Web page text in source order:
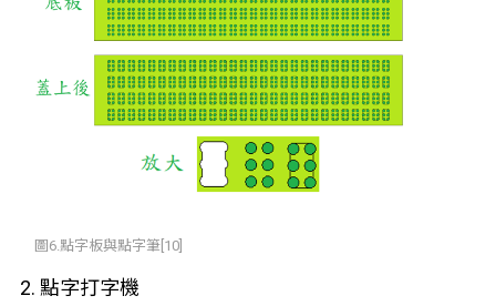
圖6.點字板與點字筆[10]
2. 點字打字機